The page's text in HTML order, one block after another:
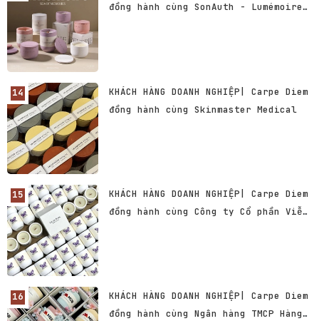
đồng hành cùng SonAuth - Lumémoire
KHÁCH HÀNG DOANH NGHIỆP| Carpe Diem
đồng hành cùng Skinmaster Medical
KHÁCH HÀNG DOANH NGHIỆP| Carpe Diem
đồng hành cùng Công ty Cổ phần Viễn
KHÁCH HÀNG DOANH NGHIỆP| Carpe Diem
đồng hành cùng Ngân hàng TMCP Hàng